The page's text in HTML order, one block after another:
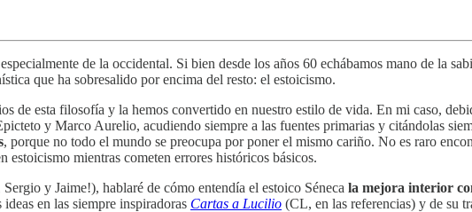
de la occidental. Si bien desde los años 60 echábamos mano de la
que ha sobresalido por encima del resto: el estoicismo.
de esta filosofía y la hemos convertido en nuestro estilo de vida. En mi caso,
y Marco Aurelio, acudiendo siempre a las fuentes primarias y citándolas
, porque no todo el mundo se preocupa por poner el mismo cariño. No es raro
mientras cometen errores históricos básicos.
y Jaime!), hablaré de cómo entendía el estoico Séneca la mejora interior
en las siempre inspiradoras Cartas a Lucilio (CL, en las referencias) y de su